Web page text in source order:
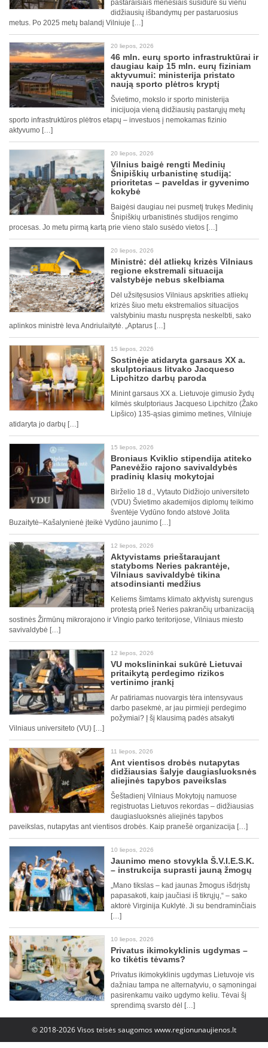
pastaraisiais mėnesiais susidūrė su vienu
didžiausių išbandymų per pastaruosius
metus. Po 2025 metų balandį Vilniuje […]
20 liepos, 2026
46 mln. eurų sporto infrastruktūrai ir
daugiau kaip 15 mln. eurų fiziniam
aktyvumui: ministerija pristato
naują sporto plėtros kryptį
Švietimo, mokslo ir sporto ministerija
inicijuoja vieną didžiausių pastarųjų metų
sporto infrastruktūros plėtros etapų – investuos į nemokamas fizinio
aktyvumo […]
20 liepos, 2026
Vilnius baigė rengti Medinių
Šnipiškių urbanistinę studiją:
prioritetas – paveldas ir gyvenimo
kokybė
Baigėsi daugiau nei pusmetį trukęs Medinių
Šnipiškių urbanistinės studijos rengimo
procesas. Jo metu pirmą kartą prie vieno stalo susėdo vietos […]
20 liepos, 2026
Ministrė: dėl atliekų krizės Vilniaus
regione ekstremali situacija
valstybėje nebus skelbiama
Dėl užsitęsusios Vilniaus apskrities atliekų
krizės šiuo metu ekstremalios situacijos
valstybiniu mastu nuspręsta neskelbti, sako
aplinkos ministrė Ieva Andriulaitytė. „Aptarus […]
15 liepos, 2026
Sostinėje atidaryta garsaus XX a.
skulptoriaus litvako Jacqueso
Lipchitzo darbų paroda
Minint garsaus XX a. Lietuvoje gimusio žydų
kilmės skulptoriaus Jacqueso Lipchitzo (Žako
Lipšico) 135-ąsias gimimo metines, Vilniuje
atidaryta jo darbų […]
15 liepos, 2026
Broniaus Kviklio stipendija atiteko
Panevėžio rajono savivaldybės
pradinių klasių mokytojai
Birželio 18 d., Vytauto Didžiojo universiteto
(VDU) Švietimo akademijos diplomų teikimo
šventėje Vydūno fondo atstovė Jolita
Buzaitytė–Kašalynienė įteikė Vydūno jaunimo […]
12 liepos, 2026
Aktyvistams prieštaraujant
statyboms Neries pakrantėje,
Vilniaus savivaldybė tikina
atsodinsianti medžius
Keliems šimtams klimato aktyvistų surengus
protestą prieš Neries pakrančių urbanizaciją
sostinės Žirmūnų mikrorajono ir Vingio parko teritorijose, Vilniaus miesto
savivaldybė […]
12 liepos, 2026
VU mokslininkai sukūrė Lietuvai
pritaikytą perdegimo rizikos
vertinimo įrankį
Ar patiriamas nuovargis tėra intensyvaus
darbo pasekmė, ar jau pirmieji perdegimo
požymiai? Į šį klausimą padės atsakyti
Vilniaus universiteto (VU) […]
11 liepos, 2026
Ant vientisos drobės nutapytas
didžiausias šalyje daugiasluoksnės
aliejinės tapybos paveikslas
Šeštadienį Vilniaus Mokytojų namuose
registruotas Lietuvos rekordas – didžiausias
daugiasluoksnės aliejinės tapybos
paveikslas, nutapytas ant vientisos drobės. Kaip pranešė organizacija […]
10 liepos, 2026
Jaunimo meno stovykla Š.V.I.E.S.K.
– instrukcija suprasti jauną žmogų
„Mano tikslas – kad jaunas žmogus išdrįstų
papasakoti, kaip jaučiasi iš tikrųjų,“ – sako
aktorė Virginija Kuklytė. Ji su bendraminčiais
[…]
10 liepos, 2026
Privatus ikimokyklinis ugdymas –
ko tikėtis tėvams?
Privatus ikimokyklinis ugdymas Lietuvoje vis
dažniau tampa ne alternatyviu, o sąmoningai
pasirenkamu vaiko ugdymo keliu. Tėvai šį
sprendimą svarsto dėl […]
© 2018-2026 Visos teisės saugomos www.regionunaujienos.lt